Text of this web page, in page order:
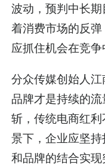
波动，预判中长
着消费市场的反
应抓住机会在竞争
分众传媒创始人
品牌才是持续的
斩，传统电商红
景下，企业应坚持
和品牌的结合实现